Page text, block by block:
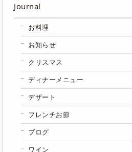
Journal
お料理
お知らせ
クリスマス
ディナーメニュー
デザート
フレンチお節
ブログ
ワイン